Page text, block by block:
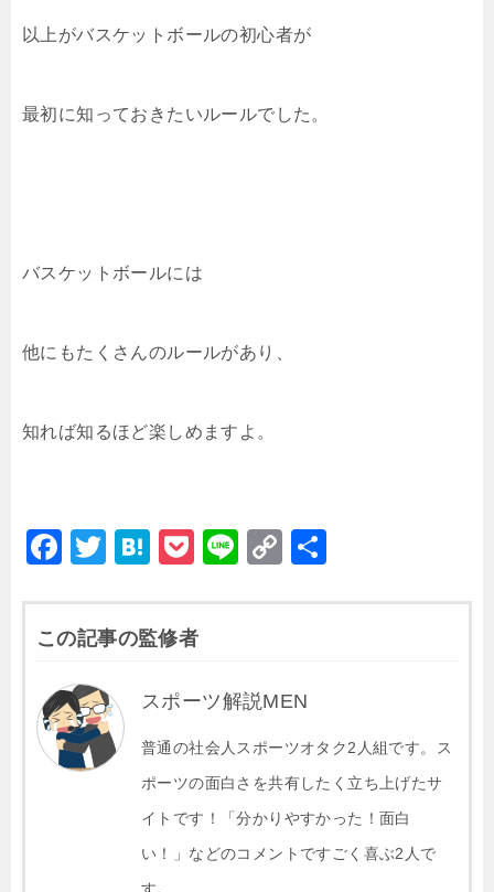
以上がバスケットボールの初心者が
最初に知っておきたいルールでした。
バスケットボールには
他にもたくさんのルールがあり、
知れば知るほど楽しめますよ。
F
c
e
b
o
o
T
tt
er
H
e
n
a
P
c
k
et
Li
e
C
p
y
Li
k
この記事の監修者
スポーツ解説MEN
普通の社会人スポーツオタク2人組です。ス
ポーツの面白さを共有したく立ち上げたサ
イトです！「分かりやすかった！面白
い！」などのコメントですごく喜ぶ2人で